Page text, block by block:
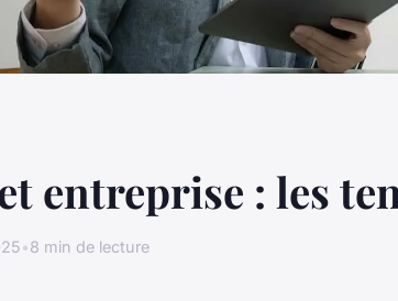
entreprise : les
•8 min de lecture